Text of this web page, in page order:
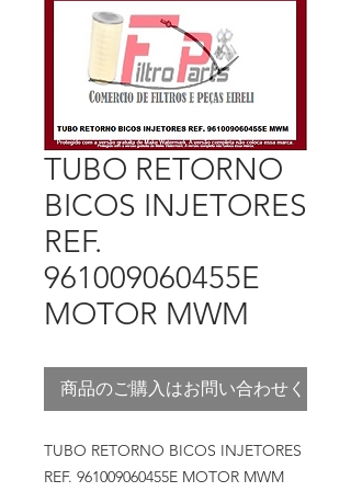
TUBO RETORNO
BICOS INJETORES
REF.
961009060455E
MOTOR MWM
商品のご購入はお問い合わせください
TUBO RETORNO BICOS INJETORES
REF. 961009060455E MOTOR MWM